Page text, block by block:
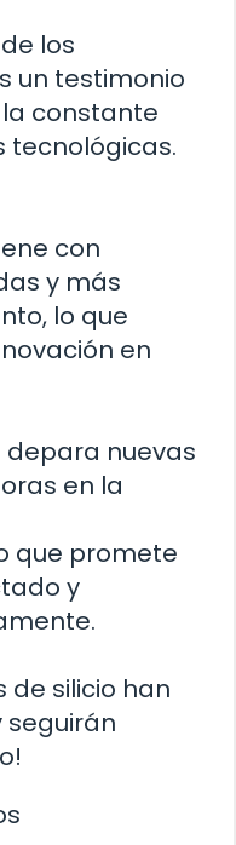
los
un testimonio
constante
tecnológicas.
con
y más
lo que
en
depara nuevas
en la
que promete
y
de silicio han